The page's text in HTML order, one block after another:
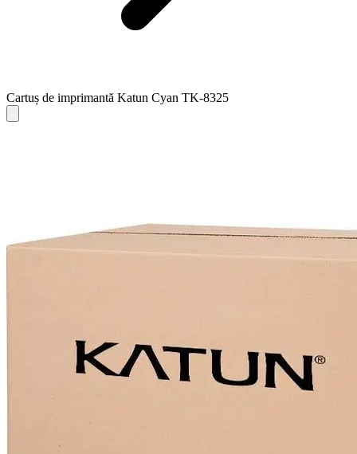
Cartuș de imprimantă Katun Cyan TK-8325